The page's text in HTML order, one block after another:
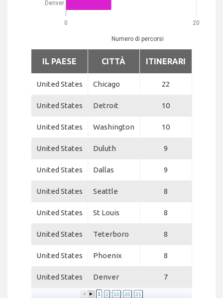
0 20
Numero di percorsi
Denver
IL PAESE CITTÀ ITINERARI
United States Chicago 22
United States Detroit 10
United States Washington 10
United States Duluth 9
United States Dallas 9
United States Seattle 8
United States St Louis 8
United States Teterboro 8
United States Phoenix 8
United States Denver 7
1 2 10 20 21